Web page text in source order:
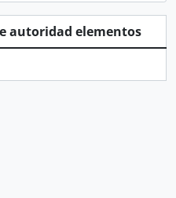
autoridad elementos